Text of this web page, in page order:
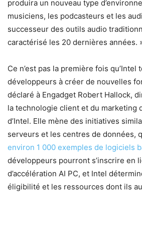
produira un nouveau type
musiciens, les podcasteurs et les
successeur des outils audio
caractérisé les 20 dernières années.
Ce n’est pas la première fois
développeurs à créer de nouvelles
déclaré à Engadget Robert Hallock,
la technologie client et du marketing
d’Intel. Elle mène des initiatives
serveurs et les centres de données,
environ 1 000 exemples de logiciels
développeurs pourront s’inscrire en
d’accélération AI PC, et Intel
éligibilité et les ressources dont ils